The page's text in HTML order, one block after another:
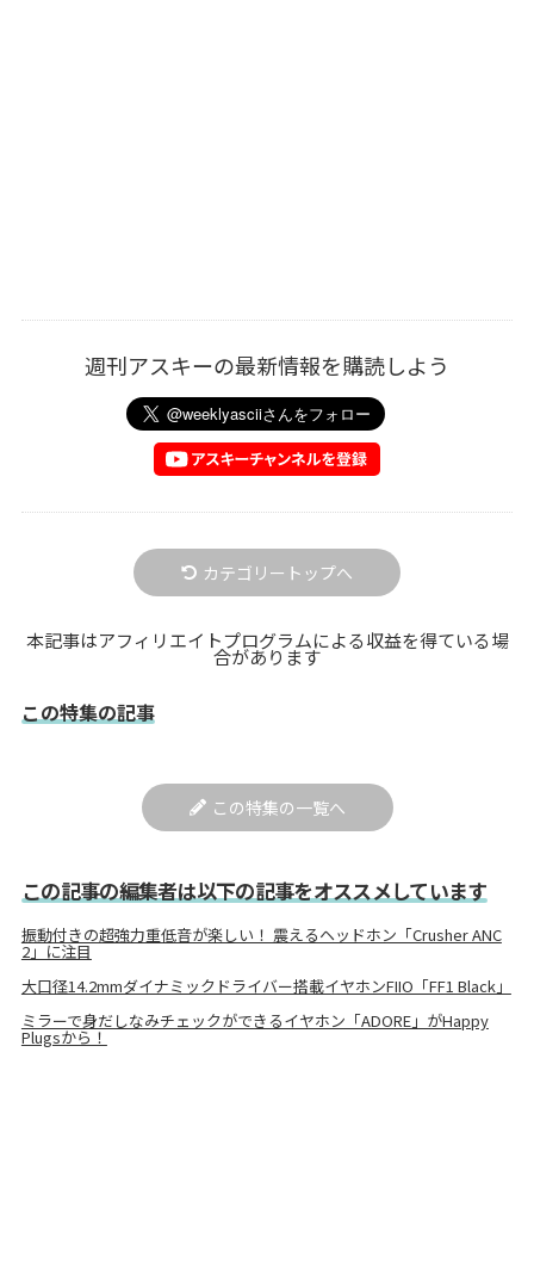
週刊アスキーの最新情報を購読しよう
カテゴリートップへ
本記事はアフィリエイトプログラムによる収益を得ている場
合があります
この特集の記事
この特集の一覧へ
この記事の編集者は以下の記事をオススメしています
振動付きの超強力重低音が楽しい！ 震えるヘッドホン「Crusher ANC
2」に注目
大口径14.2mmダイナミックドライバー搭載イヤホンFIIO「FF1 Black」
ミラーで身だしなみチェックができるイヤホン「ADORE」がHappy
Plugsから！